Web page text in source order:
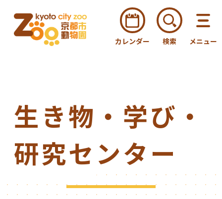
カレンダー 検索 メニュー
生き物・学び・
研究センター